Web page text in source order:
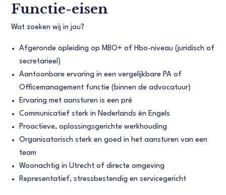
Functie-eisen
Wat zoeken wij in jou?
Afgeronde opleiding op MBO+ of Hbo-niveau (juridisch of
secretarieel)
Aantoonbare ervaring in een vergelijkbare PA of
Officemanagement functie (binnen de advocatuur)
Ervaring met aansturen is een pré
Communicatief sterk in Nederlands én Engels
Proactieve, oplossingsgerichte werkhouding
Organisatorisch sterk en goed in het aansturen van een
team
Woonachtig in Utrecht of directe omgeving
Representatief, stressbestendig en servicegericht